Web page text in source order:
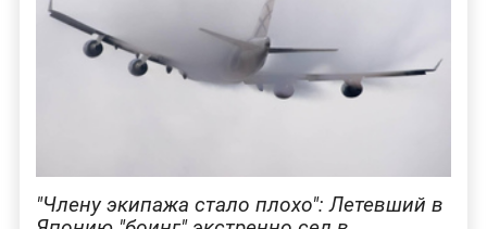
"Члену экипажа стало плохо": Летевший в